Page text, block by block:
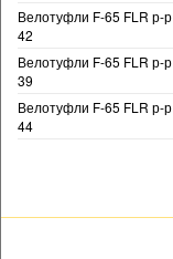
Велотуфли F-65 FLR р-р
42
Велотуфли F-65 FLR р-р
39
Велотуфли F-65 FLR р-р
44